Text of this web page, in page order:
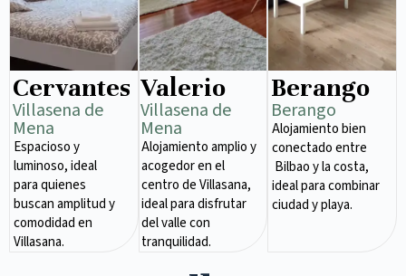
Cervantes
Villasena de
Mena​
Espacioso y
luminoso, ideal
para quienes
buscan amplitud y
comodidad en
Villasana.
Valerio
Villasena de
Mena​
Alojamiento amplio y
acogedor en el
centro de Villasana,
ideal para disfrutar
del valle con
tranquilidad.
Berango
Berango
Alojamiento bien
conectado entre
Bilbao y la costa,
ideal para combinar
ciudad y playa.